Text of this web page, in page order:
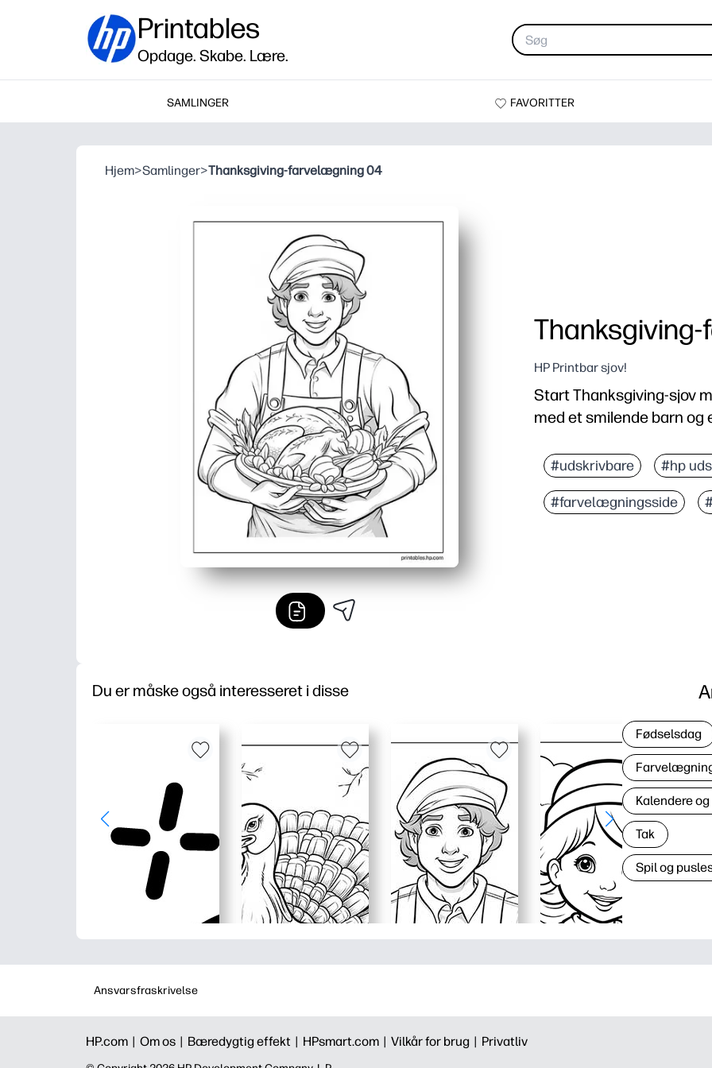
Printables
Opdage. Skabe. Lære.
SAMLINGER FAVORITTER
Hjem>Samlinger>Thanksgiving-farvelægning 04
HP Printbar sjov!
Start Thanksgiving-sjov
med et smilende barn og
Nul forberedelse -
Holder børnene
Opbygger
#udskrivbare #hp
#farvelægningsside
Du er måske også interesseret i disse
Fødselsdag
Kalendere
Tak
Spil og
Ansvarsfraskrivelse
HP.com | Om os | Bæredygtig effekt | HPsmart.com | Vilkår for brug | Privatliv